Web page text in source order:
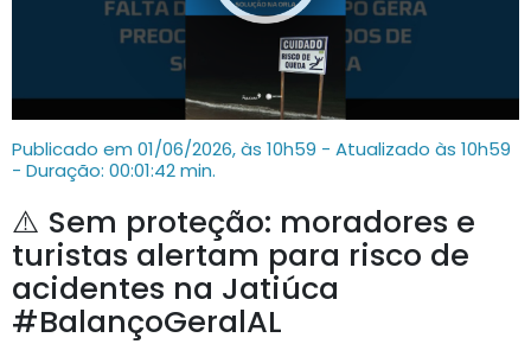
Publicado em 01/06/2026, às 10h59 - Atualizado às 10h59
- Duração: 00:01:42 min.
⚠️ Sem proteção: moradores e
turistas alertam para risco de
acidentes na Jatiúca
#BalançoGeralAL